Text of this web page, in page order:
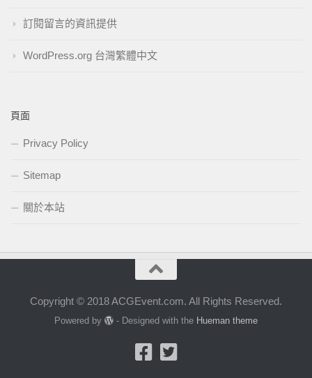
訂閱留言的資訊提供
WordPress.org 台灣繁體中文
頁面
Privacy Policy
Sitemap
關於本站
Copyright © 2018 ACGEvent.com. All Rights Reserved.
Powered by - Designed with the Hueman theme